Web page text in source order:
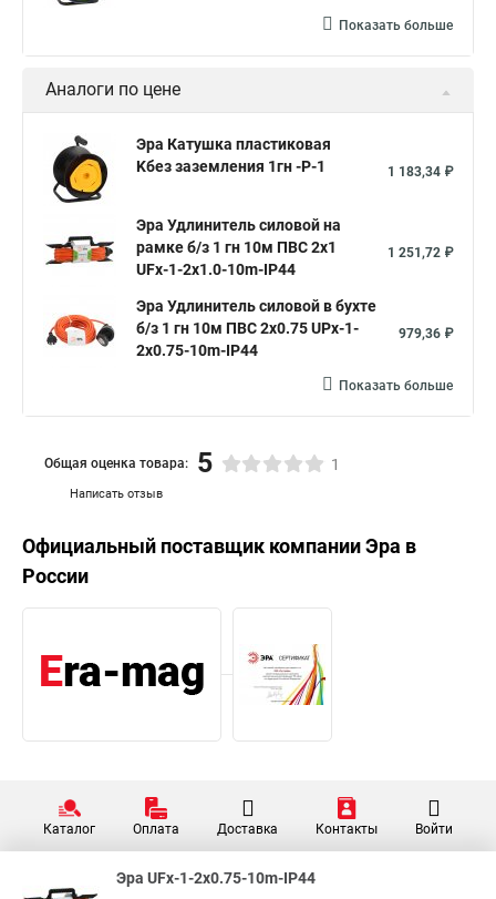
Показать больше
Аналоги по цене
Эра Катушка пластиковая
Kбез заземления 1гн -P-1
1 183,34 ₽
Эра Удлинитель силовой на
рамке б/з 1 гн 10м ПВС 2х1
UFx-1-2x1.0-10m-IP44
1 251,72 ₽
Эра Удлинитель силовой в бухте
б/з 1 гн 10м ПВС 2х0.75 UPx-1-
2x0.75-10m-IP44
979,36 ₽
Показать больше
Написать отзыв
Общая оценка товара: 5 1
Официальный поставщик компанииЭра в
России
Каталог Оплата Доставка Контакты Войти
Эра UFx-1-2x0.75-10m-IP44